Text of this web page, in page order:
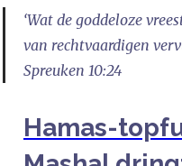
‘Wat de goddeloze
van rechtvaardigen
Spreuken 10:24
Hamas-